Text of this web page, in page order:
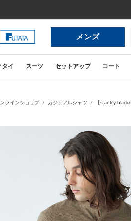
メンズ
タイ スーツ セットアップ コート
ラインショップ カジュアルシャツ 【stanley